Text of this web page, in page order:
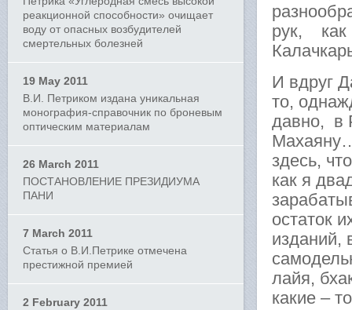
реакционной способности» очищает
воду от опасных возбудителей
смертельных болезней
19 May 2011
В.И. Петриком издана уникальная
монография-справочник по броневым
оптическим материалам
26 March 2011
ПОСТАНОВЛЕНИЕ ПРЕЗИДИУМА
ПАНИ
7 March 2011
Статья о В.И.Петрике отмечена
престижной премией
2 February 2011
рук, как
И вдруг
то,
давно, в
здесь,
как я
остаток
изданий,
лайя,
какие –